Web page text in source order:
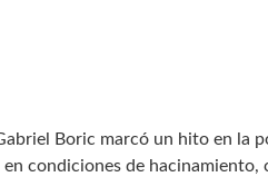
Boric marcó un hito en la
condiciones de